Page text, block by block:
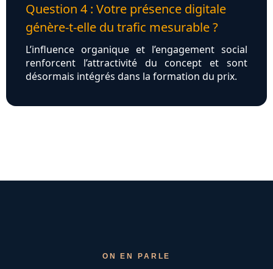
Question 4 : Votre présence digitale
génère-t-elle du trafic mesurable ?
L’influence organique et l’engagement social
renforcent l’attractivité du concept et sont
désormais intégrés dans la formation du prix.
ON EN PARLE